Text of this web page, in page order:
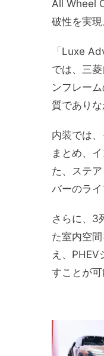
All Wheel
破性を実現
「Luxe
では、三
ンフレー
質でありな
内装では
まとめ、
た、ステ
バーのライ
さらに、3
た室内空
え、PHEV
すことが可